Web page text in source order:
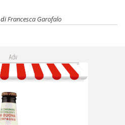
diFrancesca Garofalo
Adv